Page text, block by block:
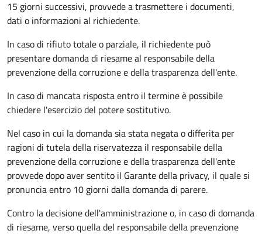
15 giorni successivi, provvede a trasmettere i documenti,
dati o informazioni al richiedente.
In caso di rifiuto totale o parziale, il richiedente può
presentare domanda di riesame al responsabile della
prevenzione della corruzione e della trasparenza dell'ente.
In caso di mancata risposta entro il termine è possibile
chiedere l'esercizio del potere sostitutivo.
Nel caso in cui la domanda sia stata negata o differita per
ragioni di tutela della riservatezza il responsabile della
prevenzione della corruzione e della trasparenza dell'ente
provvede dopo aver sentito il Garante della privacy, il quale si
pronuncia entro 10 giorni dalla domanda di parere.
Contro la decisione dell'amministrazione o, in caso di domanda
di riesame, verso quella del responsabile della prevenzione